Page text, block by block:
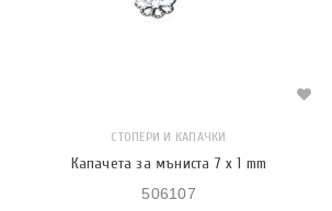
СТОПЕРИ И КАПАЧКИ
Капачета за мъниста 7 х 1 mm
506107